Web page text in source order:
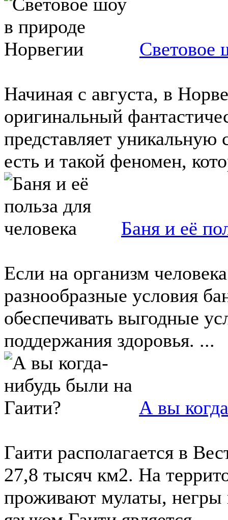
Световое
Начиная с августа, в
оригинальный
представляет
есть и такой феномен,
Баня и её
Если на организм
разнообразные условия
обеспечивать выгодные
поддержания здоровья. ...
А вы
Гаити располагается в
27,8 тысяч км2. На
проживают мулаты, негры